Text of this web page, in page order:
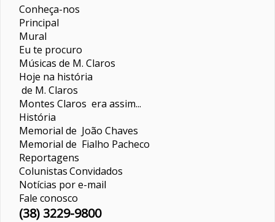
Conheça-nos
Principal
Mural
Eu te procuro
Músicas de M. Claros
Hoje na história
de M. Claros
Montes Claros era assim...
História
Memorial de João Chaves
Memorial de Fialho Pacheco
Reportagens
ColunistasConvidados
Notícias por e-mail
Fale conosco
(38) 3229-9800